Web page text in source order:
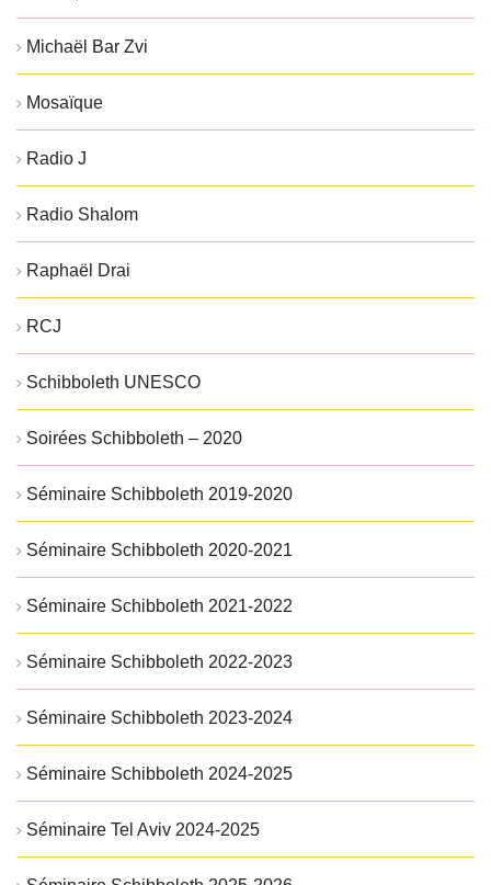
Michaël Bar Zvi
Mosaïque
Radio J
Radio Shalom
Raphaël Drai
RCJ
Schibboleth UNESCO
Soirées Schibboleth – 2020
Séminaire Schibboleth 2019-2020
Séminaire Schibboleth 2020-2021
Séminaire Schibboleth 2021-2022
Séminaire Schibboleth 2022-2023
Séminaire Schibboleth 2023-2024
Séminaire Schibboleth 2024-2025
Séminaire Tel Aviv 2024-2025